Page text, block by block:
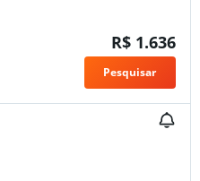
R$ 1.636
Pesquisar